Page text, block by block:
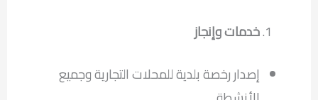
خدمات وإنجاز
إصدار رخصة بلدية للمحلات التجارية وجميع